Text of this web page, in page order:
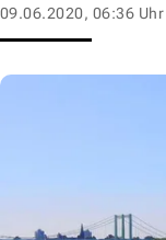
09.06.2020, 06:36 Uhr